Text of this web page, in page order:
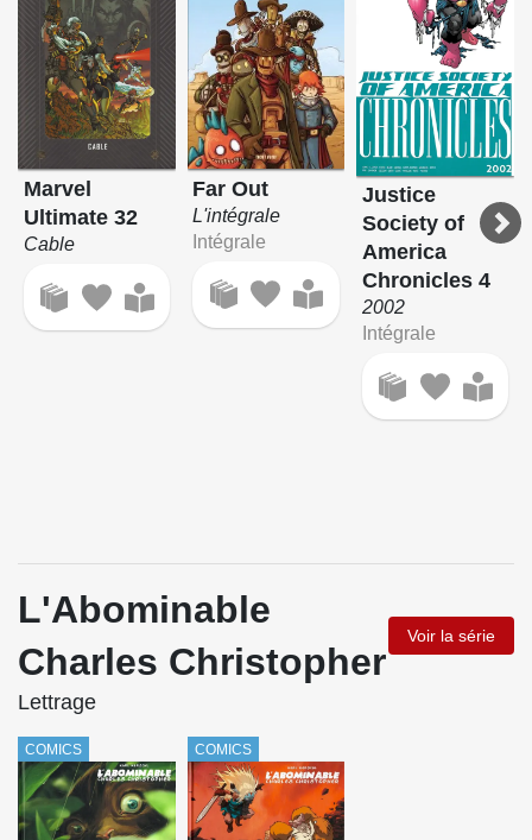
Marvel
Ultimate 32
Cable
Far Out
L'intégrale
Intégrale
Justice
Society of
America
Chronicles 4
2002
Intégrale
L'Abominable
Charles Christopher
Voir la série
Lettrage
COMICS COMICS